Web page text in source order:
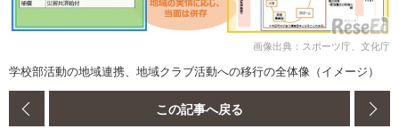
画像出典：スポーツ庁、文化庁
学校部活動の地域連携、地域クラブ活動への移行の全体像（イメージ）
この記事へ戻る